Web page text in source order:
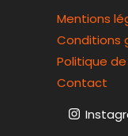
Mentions
Conditions
Politique
Contact